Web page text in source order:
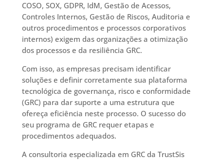
COSO, SOX, GDPR, IdM, Gestão de Acessos,
Controles Internos, Gestão de Riscos, Auditoria e
outros procedimentos e processos corporativos
internos) exigem das organizações a otimização
dos processos e da resiliência GRC.
Com isso, as empresas precisam identificar
soluções e definir corretamente sua plataforma
tecnológica de governança, risco e conformidade
(GRC) para dar suporte a uma estrutura que
ofereça eficiência neste processo. O sucesso do
seu programa de GRC requer etapas e
procedimentos adequados.
A consultoria especializada em GRC da TrustSis